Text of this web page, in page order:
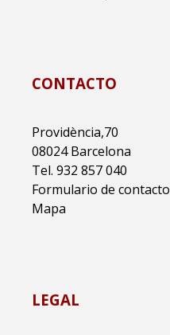
CONTACTO
Providència,70
08024 Barcelona
Tel. 932 857 040
Formulario de contacto
Mapa
LEGAL